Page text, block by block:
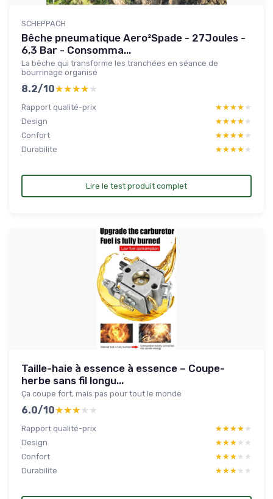
SCHEPPACH
Bêche pneumatique Aero²Spade - 27Joules -
6,3 Bar - Consomma...
La bêche qui transforme les tranchées en séance de
bourrinage organisé
8.2/10★★★★★
★★★★★
Rapport qualité-prix ★★★★★
★★★★★
Design
★★★★★
★★★★★
Confort
★★★★★
★★★★★
Durabilite
★★★★★
★★★★★
Lire le test produit complet
Taille-haie à essence à essence – Coupe-
herbe sans fil longu...
Ça coupe fort, mais pas pour tout le monde
6.0/10★★★★★
★★★★★
Rapport qualité-prix ★★★★★
★★★★★
Design
★★★★★
★★★★★
Confort
★★★★★
★★★★★
Durabilite
★★★★★
★★★★★